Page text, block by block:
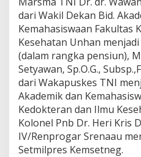
dari Wakil Dekan Bid.
Kemahasiswaan Fakultas
Kesehatan Unhan
(dalam rangka pensiun),
Setyawan, Sp.O.G.,
dari Wakapuskes TNI
Akademik dan
Kedokteran dan Ilmu
Kolonel Pnb Dr. Heri Kris
IV/Renprogar Srenaau
Setmilpres Kemsetneg.